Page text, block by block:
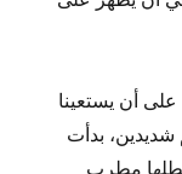
على أن يستعينا
شديدين، بدأت
مطرب